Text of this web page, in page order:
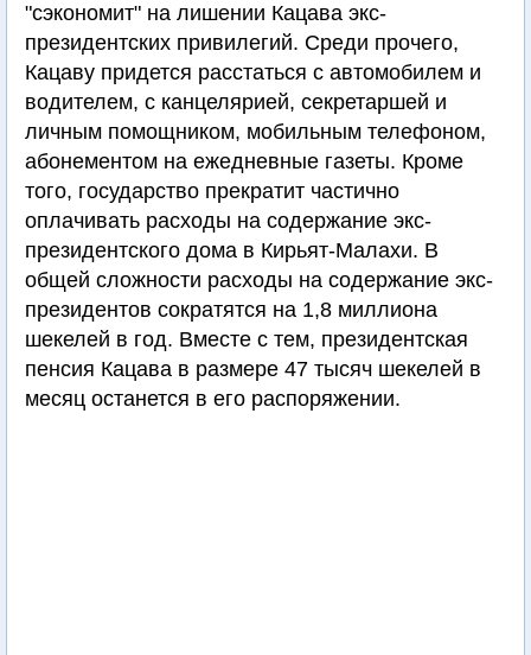
"сэкономит" на лишении Кацава экс-
президентских привилегий. Среди прочего,
Кацаву придется расстаться с автомобилем и
водителем, с канцелярией, секретаршей и
личным помощником, мобильным телефоном,
абонементом на ежедневные газеты. Кроме
того, государство прекратит частично
оплачивать расходы на содержание экс-
президентского дома в Кирьят-Малахи. В
общей сложности расходы на содержание экс-
президентов сократятся на 1,8 миллиона
шекелей в год. Вместе с тем, президентская
пенсия Кацава в размере 47 тысяч шекелей в
месяц останется в его распоряжении.